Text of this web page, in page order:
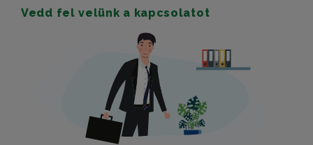
Vedd fel velünk a kapcsolatot